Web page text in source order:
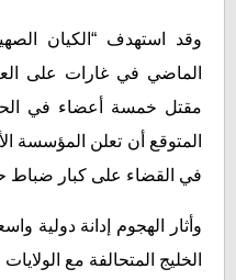
وقد استهدف “الكيان
الماضي في غارات على
مقتل خمسة أعضاء في
المتوقع أن تعلن المؤسسة
في القضاء على كبار
وأثار الهجوم إدانة دولية
الخليج المتحالفة مع